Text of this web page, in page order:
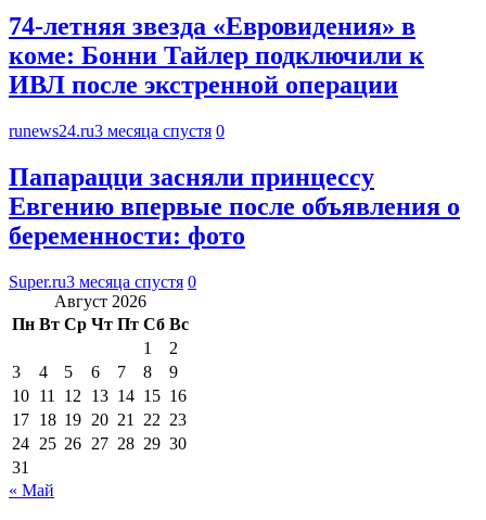
74-летняя звезда «Евровидения» в
коме: Бонни Тайлер подключили к
ИВЛ после экстренной операции
runews24.ru3 месяца спустя 0
Папарацци засняли принцессу
Евгению впервые после объявления о
беременности: фото
Super.ru3 месяца спустя 0
Август 2026
Пн Вт Ср Чт Пт Сб Вс
1
2
3
4 5 6 7 8
9
10 11 12 13 14 15 16
17 18 19 20 21 22 23
24 25 26 27 28 29 30
31
« Май